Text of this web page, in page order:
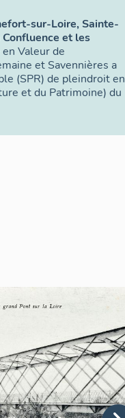
sur-Loire, Sainte-
et les
Valeur de
et Savennières a
(SPR) de pleindroit en
et du Patrimoine) du